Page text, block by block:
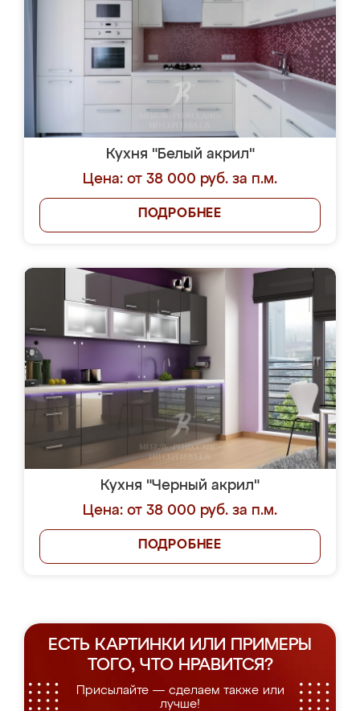
Кухня "Белый акрил"
Цена: от 38 000 руб. за п.м.
ПОДРОБНЕЕ
Кухня "Черный акрил"
Цена: от 38 000 руб. за п.м.
ПОДРОБНЕЕ
ЕСТЬ КАРТИНКИ ИЛИ ПРИМЕРЫ
ТОГО, ЧТО НРАВИТСЯ?
Присылайте — сделаем также или
лучше!